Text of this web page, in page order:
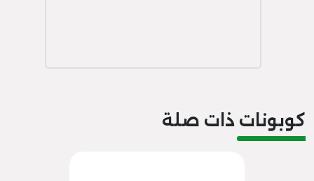
كوبونات ذات صلة